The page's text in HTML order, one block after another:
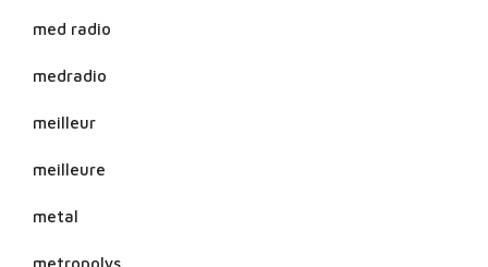
med radio
medradio
meilleur
meilleure
metal
metropolys